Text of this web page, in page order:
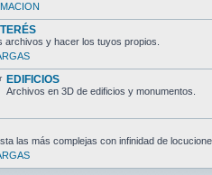
archivos y hacer los tuyos propios.
EDIFICIOS
Archivos en 3D de edificios y monumentos.
las más complejas con infinidad de